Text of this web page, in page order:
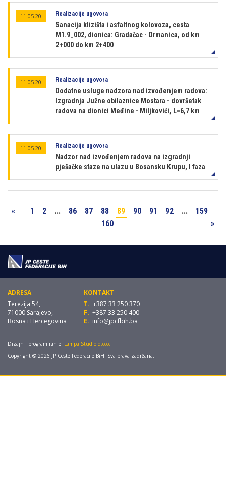
11.05.20. Realizacije ugovora
Sanacija klizišta i asfaltnog kolovoza, cesta
M1.9_002, dionica: Gradačac - Ormanica, od km
2+000 do km 2+400
11.05.20. Realizacije ugovora
Dodatne usluge nadzora nad izvođenjem radova:
Izgradnja Južne obilaznice Mostara - dovršetak
radova na dionici Međine - Miljkovići, L=6,7 km
11.05.20. Realizacije ugovora
Nadzor nad izvođenjem radova na izgradnji
pješačke staze na ulazu u Bosansku Krupu, I faza
« 1 2 ... 86 87 88 89 90 91 92 ...
159
160
»
ADRESA
Terezija 54,
71000 Sarajevo,
Bosna i Hercegovina
KONTAKT
T. +387 33 250 370
F. +387 33 250 400
E. info@jpcfbih.ba
Dizajn i programiranje: Lampa Studio d.o.o.
Copyright © 2026 JP Ceste Federacije BiH. Sva prava zadržana.